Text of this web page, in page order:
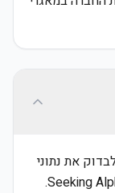
את נתוני